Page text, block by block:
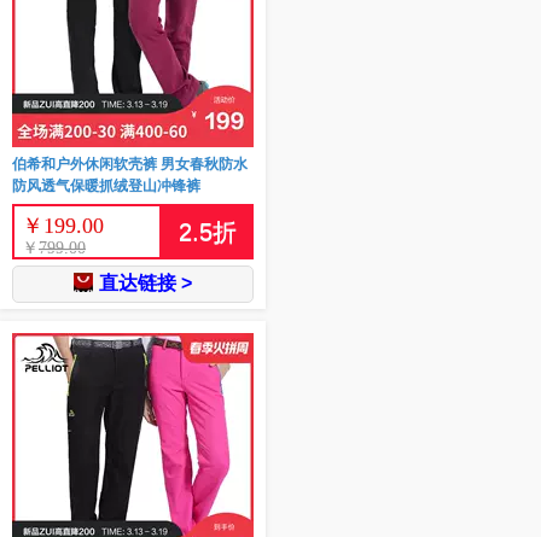
伯希和户外休闲软壳裤 男女春秋防水
防风透气保暖抓绒登山冲锋裤
￥ 199.00
￥ 799.00
2.5折
直达链接 >